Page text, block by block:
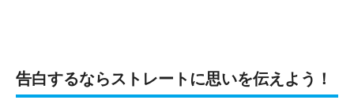
告白するならストレートに思いを伝えよう！